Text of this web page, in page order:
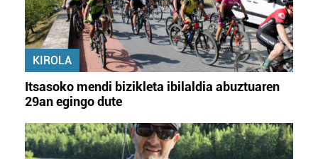
KIROLA
Itsasoko mendi bizikleta ibilaldia abuztuaren
29an egingo dute